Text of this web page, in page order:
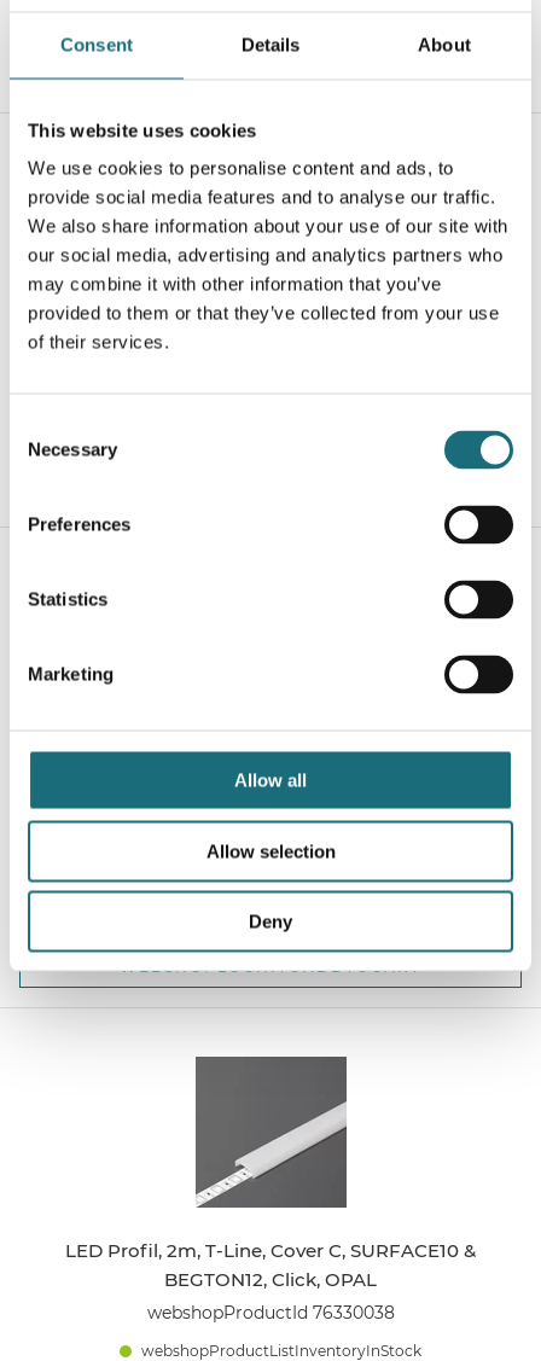
Consent Details About
This website uses cookies
We use cookies to personalise content and ads, to
provide social media features and to analyse our traffic.
We also share information about your use of our site with
our social media, advertising and analytics partners who
may combine it with other information that you’ve
provided to them or that they’ve collected from your use
of their services.
Selection
Necessary
Preferences
Statistics
Marketing
Allow all
Allow selection
Deny
LED Profil, T-Line, Endcap til ARC12, Sort
webshopProductId B2980002
LED Profil, 2m, X-Line, Cover med linse for lav
webshopProductId 76810016
WEBSHOPLOGINTOADDTOCART
LED Profil, 2m, T-Line, Cover C, SURFACE10 &
BEGTON12, Click, OPAL
webshopProductId 76330038
webshopProductListInventoryInStock